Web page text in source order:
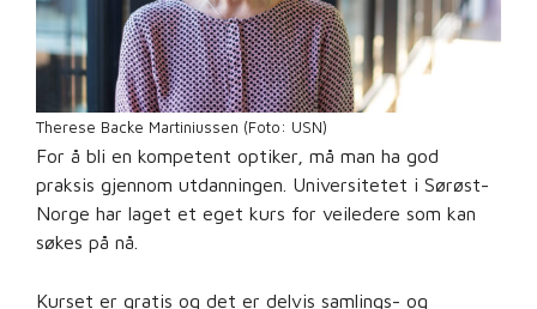
Therese Backe Martiniussen (Foto: USN)
For å bli en kompetent optiker, må man ha god
praksis gjennom utdanningen. Universitetet i Sørøst-
Norge har laget et eget kurs for veiledere som kan
søkes på nå.
Kurset er gratis og det er delvis samlings- og